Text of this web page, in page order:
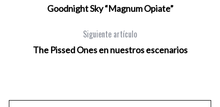
Goodnight Sky “Magnum Opiate”
Siguiente artículo
The Pissed Ones en nuestros escenarios